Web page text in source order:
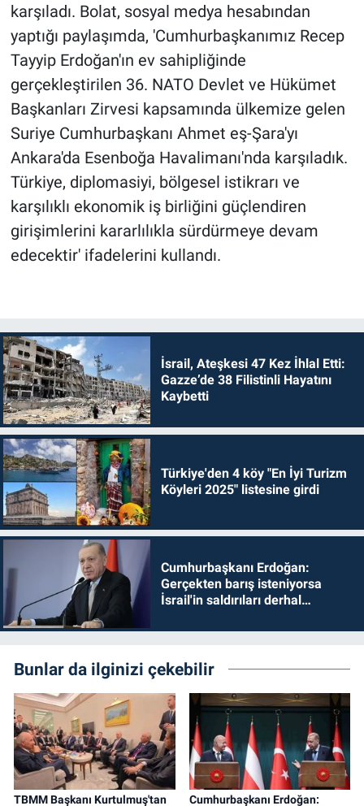
karşıladı. Bolat, sosyal medya hesabından
yaptığı paylaşımda, 'Cumhurbaşkanımız Recep
Tayyip Erdoğan'ın ev sahipliğinde
gerçekleştirilen 36. NATO Devlet ve Hükümet
Başkanları Zirvesi kapsamında ülkemize gelen
Suriye Cumhurbaşkanı Ahmet eş-Şara'yı
Ankara'da Esenboğa Havalimanı'nda karşıladık.
Türkiye, diplomasiyi, bölgesel istikrarı ve
karşılıklı ekonomik iş birliğini güçlendiren
girişimlerini kararlılıkla sürdürmeye devam
edecektir' ifadelerini kullandı.
İsrail, Ateşkesi 47 Kez İhlal Etti:
Gazze’de 38 Filistinli Hayatını
Kaybetti
Türkiye'den 4 köy "En İyi Turizm
Köyleri 2025" listesine girdi
Cumhurbaşkanı Erdoğan:
Gerçekten barış isteniyorsa
İsrail'in saldırıları derhal
Bunlar da ilginizi çekebilir
TBMM Başkanı Kurtulmuş'tan Cumhurbaşkanı Erdoğan: